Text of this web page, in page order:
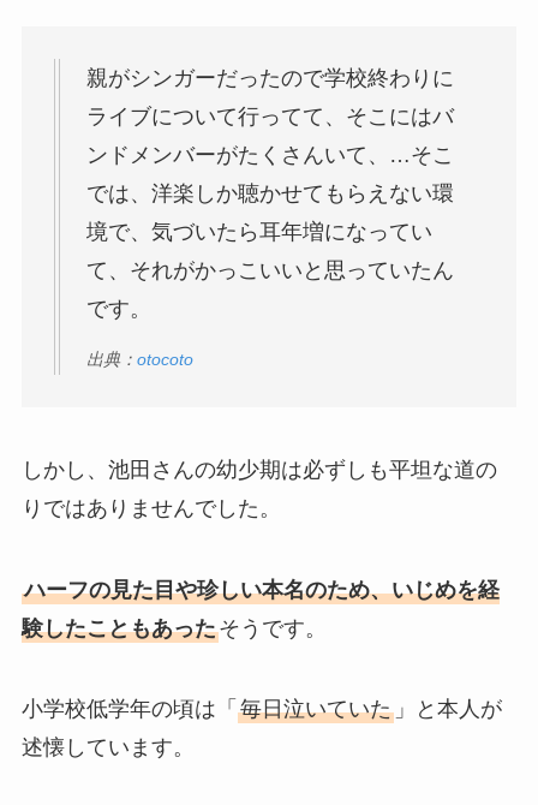
親がシンガーだったので学校終わりに
ライブについて行ってて、そこにはバ
ンドメンバーがたくさんいて、…そこ
では、洋楽しか聴かせてもらえない環
境で、気づいたら耳年増になってい
て、それがかっこいいと思っていたん
です。
出典： otocoto
しかし、池田さんの幼少期は必ずしも平坦な道の
りではありませんでした。
ハーフの見た目や珍しい本名のため、いじめを経
験したこともあったそうです。
小学校低学年の頃は「 毎日泣いていた」と本人が
述懐しています。